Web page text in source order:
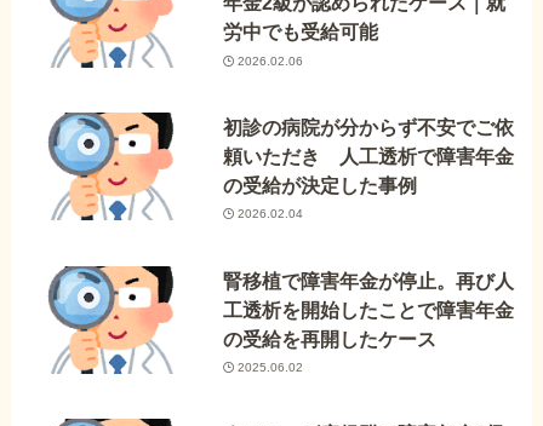
労中でも受給可能
2026.02.06
初診の病院が分からず不安でご依
頼いただき 人工透析で障害年金
の受給が決定した事例
2026.02.04
腎移植で障害年金が停止。再び人
工透析を開始したことで障害年金
の受給を再開したケース
2025.06.02